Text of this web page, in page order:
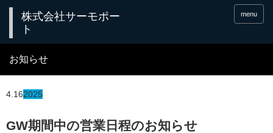
menu
お知らせ
4.162025
GW期間中の営業日程のお知らせ